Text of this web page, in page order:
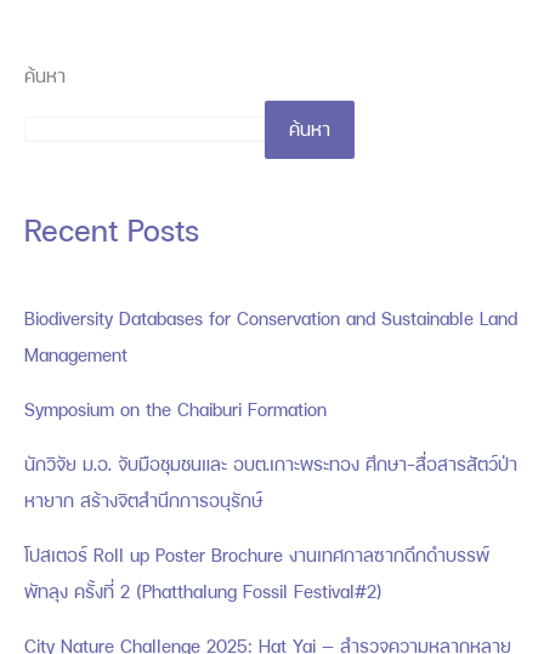
ค้นหา
ค้นหา
Recent Posts
Biodiversity Databases for Conservation and Sustainable Land
Management
Symposium on the Chaiburi Formation
นักวิจัย ม.อ. จับมือชุมชนและ อบต.เกาะพระทอง ศึกษา-สื่อสารสัตว์ป่า
หายาก สร้างจิตสำนึกการอนุรักษ์
โปสเตอร์ Roll up Poster Brochure งานเทศกาลซากดึกดำบรรพ์
พัทลุง ครั้งที่ 2 (Phatthalung Fossil Festival#2)
City Nature Challenge 2025: Hat Yai — สำรวจความหลากหลาย